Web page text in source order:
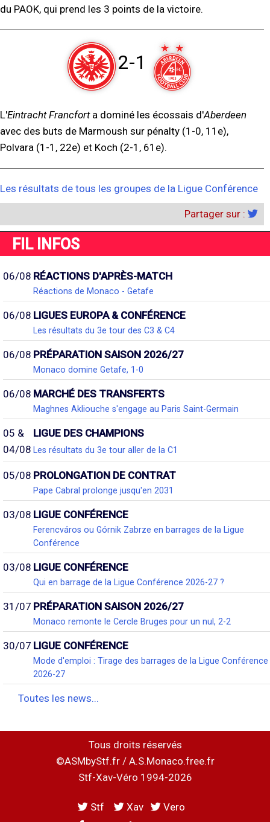
du PAOK, qui prend les 3 points de la victoire.
2-1
L'Eintracht Francforta dominé les écossais d'Aberdeen
avec des buts de Marmoush sur pénalty (1-0, 11e),
Polvara (1-1, 22e) et Koch (2-1, 61e).
Les résultats de tous les groupes de la Ligue Conférence
Partager sur :
FIL INFOS
06/08 RÉACTIONS D'APRÈS-MATCH
Réactions de Monaco - Getafe
06/08 LIGUES EUROPA & CONFÉRENCE
Les résultats du 3e tour des C3 & C4
06/08 PRÉPARATION SAISON 2026/27
Monaco domine Getafe, 1-0
06/08 MARCHÉ DES TRANSFERTS
Maghnes Akliouche s'engage au Paris Saint-Germain
05 &
04/08
LIGUE DES CHAMPIONS
Les résultats du 3e tour aller de la C1
05/08 PROLONGATION DE CONTRAT
Pape Cabral prolonge jusqu'en 2031
03/08 LIGUE CONFÉRENCE
Ferencváros ou Górnik Zabrze en barrages de la Ligue
Conférence
03/08 LIGUE CONFÉRENCE
Qui en barrage de la Ligue Conférence 2026-27 ?
31/07 PRÉPARATION SAISON 2026/27
Monaco remonte le Cercle Bruges pour un nul, 2-2
30/07 LIGUE CONFÉRENCE
Mode d'emploi : Tirage des barrages de la Ligue Conférence
2026-27
Toutes les news...
Tous droits réservés
©ASMbyStf.fr / A.S.Monaco.free.fr
Stf-Xav-Véro 1994-2026
Stf Xav
Vero